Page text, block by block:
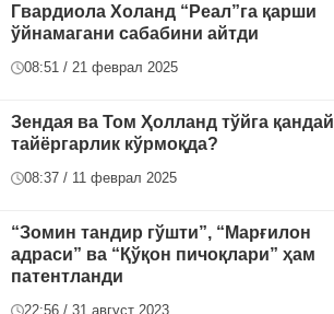
Гвардиола Холанд “Реал”га қарши
ўйнамагани сабабини айтди
08:51 / 21 феврал 2025
Зендая ва Том Ҳолланд тўйга қандай
тайёргарлик кўрмоқда?
08:37 / 11 феврал 2025
“Зомин тандир гўшти”, “Марғилон
адраси” ва “Қўқон пичоқлари” ҳам
патентланди
22:56 / 31 август 2023